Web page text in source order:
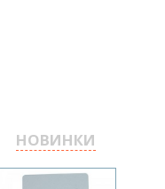
НОВИНКИ